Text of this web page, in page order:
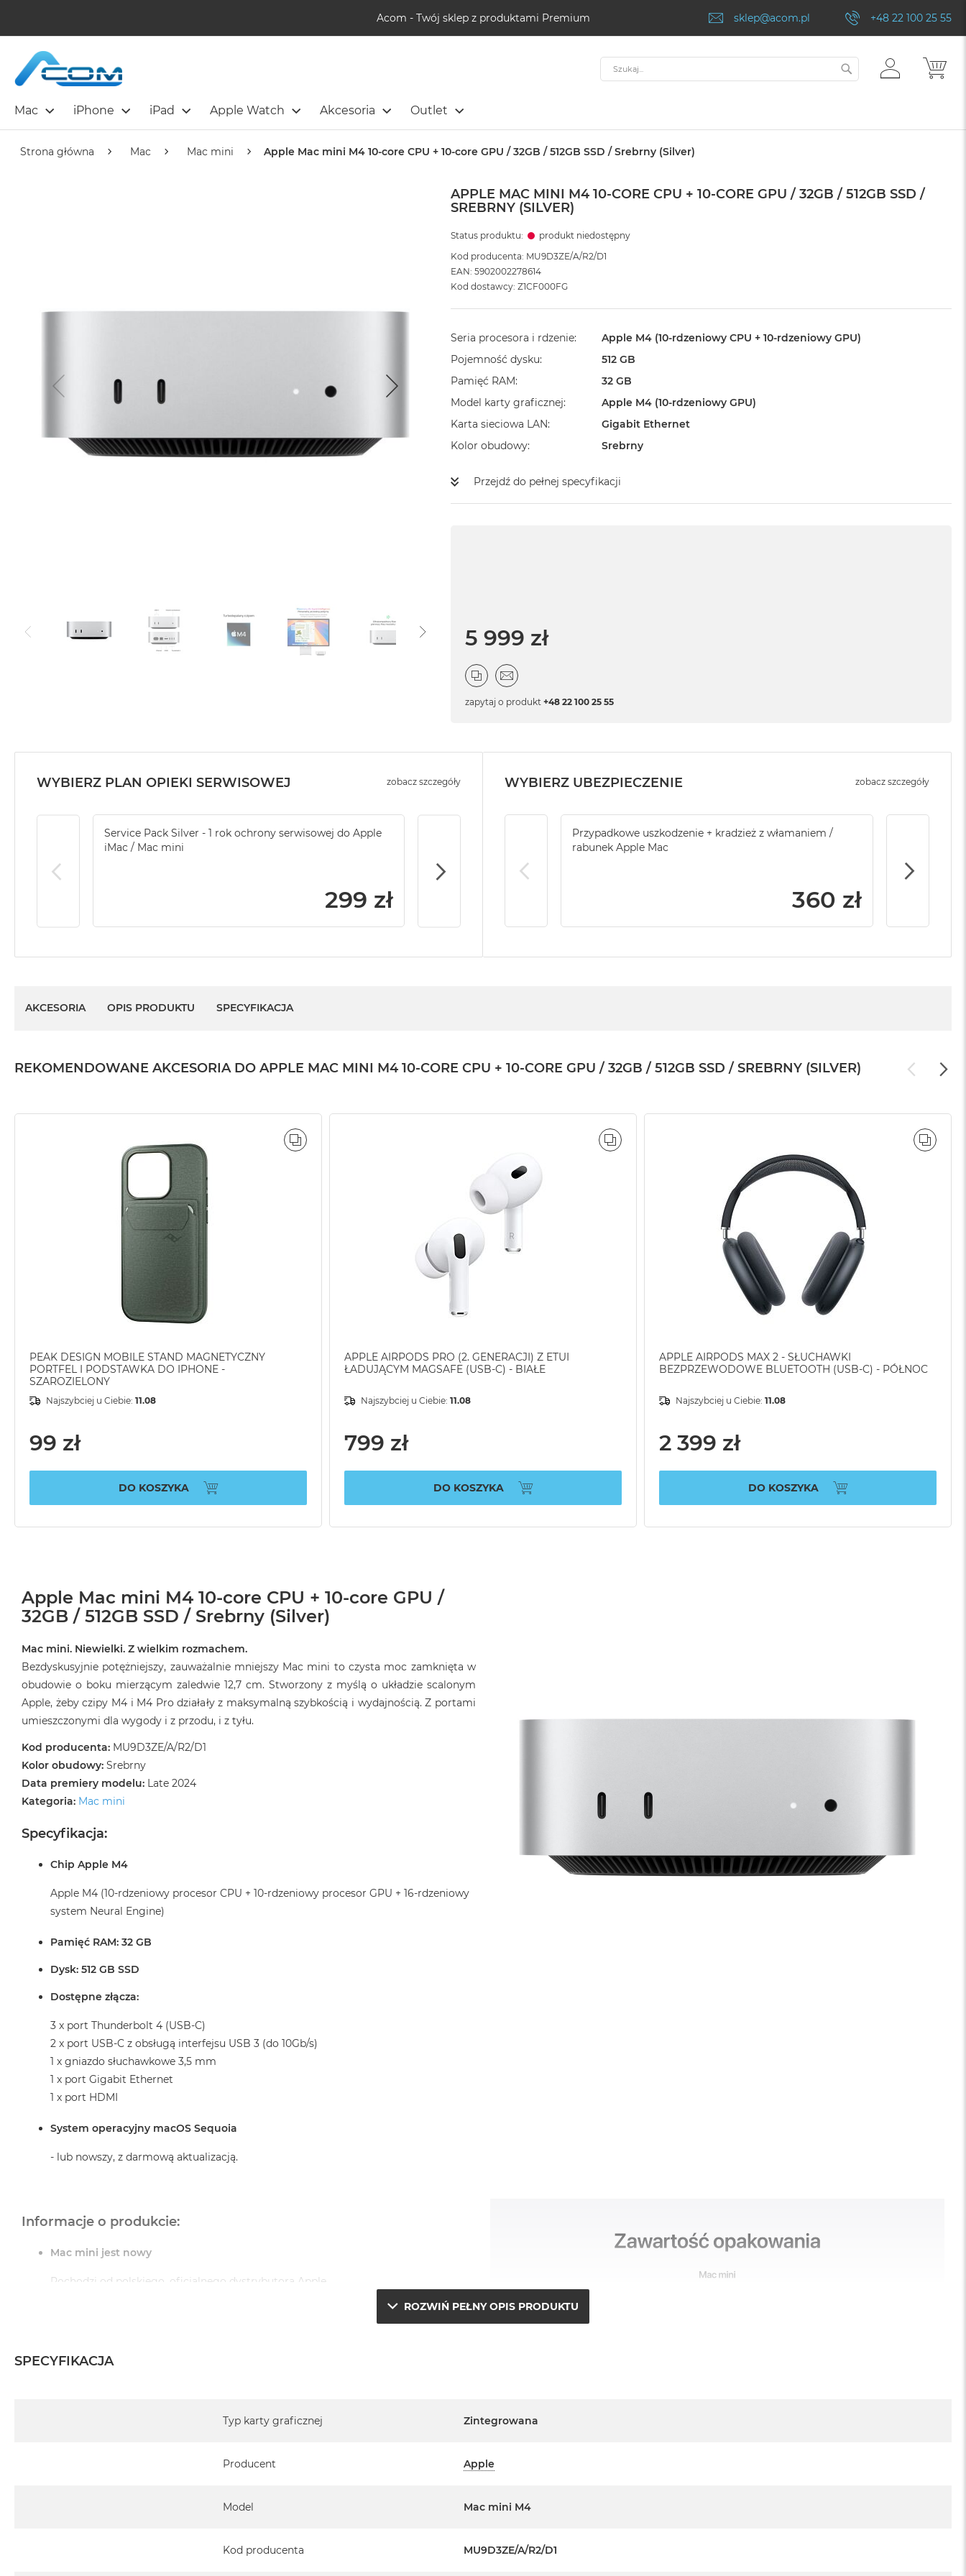
Acom - Twój sklep z produktami Premium sklep@acom.pl +48 22 100 25 55
Mac iPhone iPad Apple Watch Akcesoria Outlet
ZALOGUJ
SIĘ
Szukaj SZUKAJ
Strona główna Mac Mac mini Apple Mac mini M4 10-core CPU + 10-core GPU / 32GB / 512GB SSD / Srebrny (Silver)
APPLE MAC MINI M4 10-CORE CPU + 10-CORE GPU / 32GB / 512GB SSD /
SREBRNY (SILVER)
Status produktu:
produkt niedostępny
Kod producenta: MU9D3ZE/A/R2/D1
EAN: 5902002278614
Kod dostawcy: Z1CF000FG
Seria procesora i rdzenie
Apple M4 (10-rdzeniowy CPU + 10-rdzeniowy GPU)
Pojemność dysku
512 GB
Pamięć RAM
32 GB
Model karty graficznej
Apple M4 (10-rdzeniowy GPU)
Karta sieciowa LAN
Gigabit Ethernet
Kolor obudowy
Srebrny
Przejdź do pełnej specyfikacji
5 999 zł
zapytaj o produkt +48 22 100 25 55
WYBIERZ PLAN OPIEKI SERWISOWEJ
Service Pack Silver - 1 rok ochrony serwisowej do Apple
iMac / Mac mini
299 zł
Service Pack Gold - 2 lata ochrony serwisowej do Apple
Service Pack Platinum - 3 lata ochrony
zobacz szczegóły WYBIERZ UBEZPIECZENIE
Przypadkowe uszkodzenie + kradzież z włamaniem /
rabunek Apple Mac
360 zł
zobacz szczegóły
AKCESORIA OPIS PRODUKTU SPECYFIKACJA
REKOMENDOWANE AKCESORIA DO APPLE MAC MINI M4 10-CORE CPU + 10-CORE GPU / 32GB / 512GB SSD / SREBRNY (SILVER)
PEAK DESIGN MOBILE STAND MAGNETYCZNY
PORTFEL I PODSTAWKA DO IPHONE -
SZAROZIELONY
Najszybciej u Ciebie: 11.08
99 zł
DO KOSZYKA
PORÓWNAJ
APPLE AIRPODS PRO (2. GENERACJI) Z ETUI
ŁADUJĄCYM MAGSAFE (USB-C) - BIAŁE
Najszybciej u Ciebie: 11.08
799 zł
DO KOSZYKA
PORÓWNAJ
APPLE AIRPODS MAX 2 - SŁUCHAWKI
BEZPRZEWODOWE BLUETOOTH (USB-C) - PÓŁNOC
Najszybciej u Ciebie: 11.08
2 399 zł
DO KOSZYKA
Apple Mac mini M4 10-core CPU + 10-core GPU /
32GB / 512GB SSD / Srebrny (Silver)
Mac mini. Niewielki. Z wielkim rozmachem.
Bezdyskusyjnie potężniejszy, zauważalnie mniejszy Mac mini to czysta moc zamknięta w
obudowie o boku mierzącym zaledwie 12,7 cm. Stworzony z myślą o układzie scalonym
Apple, żeby czipy M4 i M4 Pro działały z maksymalną szybkością i wydajnością. Z portami
umieszczonymi dla wygody i z przodu, i z tyłu.
Kod producenta: MU9D3ZE/A/R2/D1
Kolor obudowy: Srebrny
Data premiery modelu: Late 2024
Kategoria: Mac mini
Specyfikacja:
Chip Apple M4
Apple M4 (10-rdzeniowy procesor CPU + 10-rdzeniowy procesor GPU + 16-rdzeniowy
system Neural Engine)
Pamięć RAM: 32 GB
Dysk: 512 GB SSD
Dostępne złącza:
3 x port Thunderbolt 4 (USB-C)
2 x port USB-C z obsługą interfejsu USB 3 (do 10Gb/s)
1 x gniazdo słuchawkowe 3,5 mm
1 x port Gigabit Ethernet
1 x port HDMI
System operacyjny macOS Sequoia
- lub nowszy, z darmową aktualizacją.
Informacje o produkcie:
Mac mini jest nowy
Pochodzi od polskiego, oficjalnego dystrybutora Apple.
całego świata.
ROZWIŃ PEŁNY OPIS PRODUKTU
SPECYFIKACJA
Typ karty graficznej
Zintegrowana
Producent Apple
Model Mac mini M4
Kod producenta MU9D3ZE/A/R2/D1